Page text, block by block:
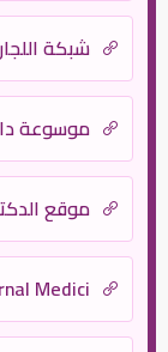
شبكة
موسوعة
موقع
Medici